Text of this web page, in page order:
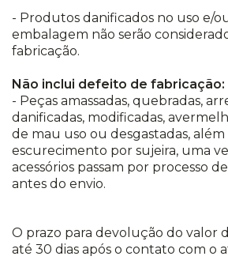
- Produtos danificados no uso e/
embalagem não serão
fabricação.
Não inclui defeito de fabricação:
- Peças amassadas, quebradas,
danificadas, modificadas,
de mau uso ou desgastadas, além
escurecimento por sujeira, uma
acessórios passam por processo
antes do envio.
O prazo para devolução do valor
até 30 dias após o contato com o